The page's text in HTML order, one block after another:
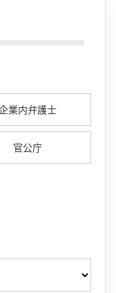
業内弁護士
官公庁